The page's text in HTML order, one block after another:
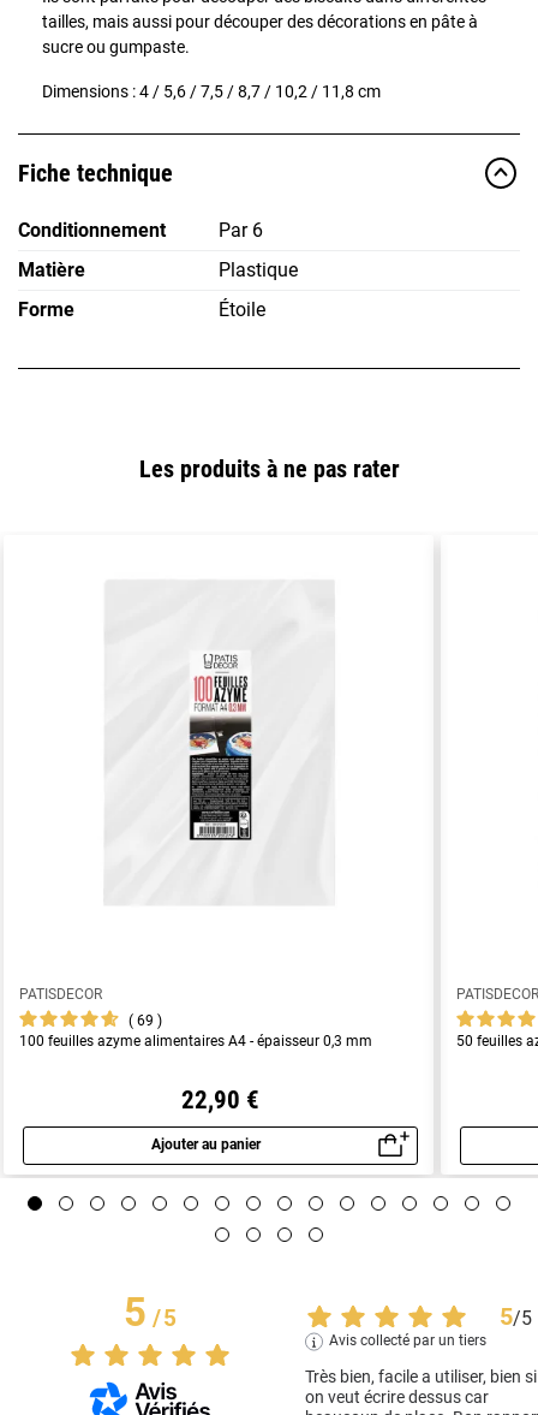
tailles, mais aussi pour découper des décorations en pâte à
sucre ou gumpaste.
Dimensions : 4 / 5,6 / 7,5 / 8,7 / 10,2 / 11,8 cm
Fiche technique
Conditionnement
Par 6
Matière
Plastique
Forme
Étoile
Les produits à ne pas rater
PATISDECOR
69
100 feuilles azyme alimentaires A4 - épaisseur 0,3 mm
22,90 €
Ajouter au panier
Aperçu rapide
50 feuilles
5/5 5/5
Avis collecté par un tiers
Très bien, facile a utiliser, bien si
on veut écrire dessus car